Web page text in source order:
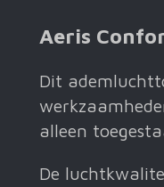
Aeris
Dit
alleen
De